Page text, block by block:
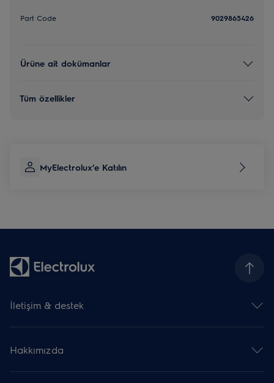
Part Code 9029865426
Ürüne ait dokümanlar
Tüm özellikler
MyElectrolux’e Katılın
İletişim & destek
Kullanma kılavuzu indir
Destek
Yetkili Servis Merkezleri
Hakkımızda